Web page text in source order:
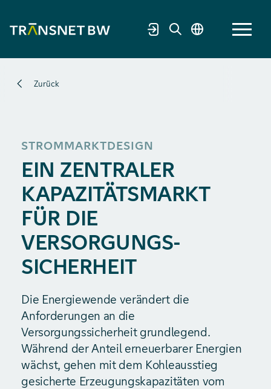
Zurück
STROMMARKTDESIGN
EIN ZENTRALER
KAPAZITÄTS­MARKT
FÜR DIE
VERSORGUNGS­
SICHERHEIT
Die Energiewende verändert die
Anforderungen an die
Versorgungssicherheit grundlegend.
Während der Anteil erneuerbarer Energien
wächst, gehen mit dem Kohleausstieg
gesicherte Erzeugungskapazitäten vom